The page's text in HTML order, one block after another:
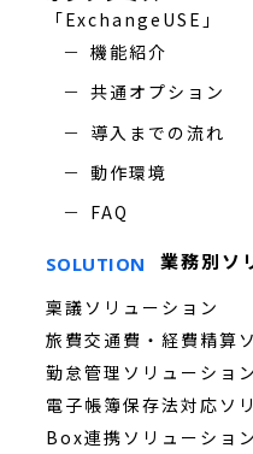
「ExchangeUSE」
機能紹介
共通オプション
導入までの流れ
動作環境
FAQ
SOLUTION 業務別ソ
稟議ソリューション
旅費交通費・経費精算
勤怠管理ソリューション
電子帳簿保存法対応ソ
Box連携ソリューション